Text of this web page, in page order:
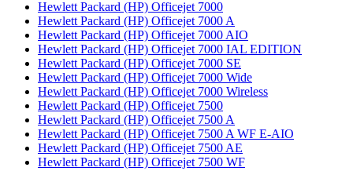
Hewlett Packard (HP) Officejet 7000
Hewlett Packard (HP) Officejet 7000 A
Hewlett Packard (HP) Officejet 7000 AIO
Hewlett Packard (HP) Officejet 7000 IAL EDITION
Hewlett Packard (HP) Officejet 7000 SE
Hewlett Packard (HP) Officejet 7000 Wide
Hewlett Packard (HP) Officejet 7000 Wireless
Hewlett Packard (HP) Officejet 7500
Hewlett Packard (HP) Officejet 7500 A
Hewlett Packard (HP) Officejet 7500 A WF E-AIO
Hewlett Packard (HP) Officejet 7500 AE
Hewlett Packard (HP) Officejet 7500 WF